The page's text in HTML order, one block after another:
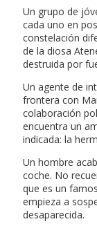
Un grupo de
cada uno en
constelación
de la diosa
destruida por
Un agente de
frontera con
colaboración
encuentra un
indicada: la
Un hombre
coche. No
que es un
empieza a
desaparecida.